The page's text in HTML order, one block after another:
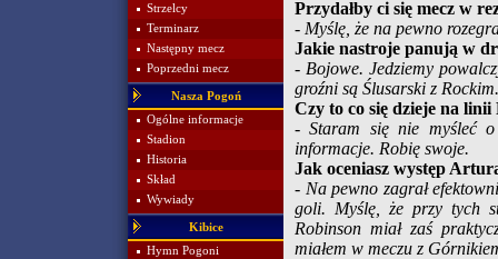
Strzelcy
Terminarz
Następny mecz
Poprzedni mecz
Nasza Pogoń
Ogólne informacje
Stadion
Historia
Skład
Wywiady
Kibice
Hymn Pogoni
Przydałby ci się mecz w
- Myślę, że na pewno
Jakie nastroje panują w
- Bojowe. Jedziemy
groźni są Ślusarski z
Czy to co się dzieje na linii
-Staram się nie myśleć
informacje. Robię swoje.
Jak oceniasz występ
- Na pewno zagrał
goli. Myślę, że przy tych
Robinson miał zaś
miałem w meczu z